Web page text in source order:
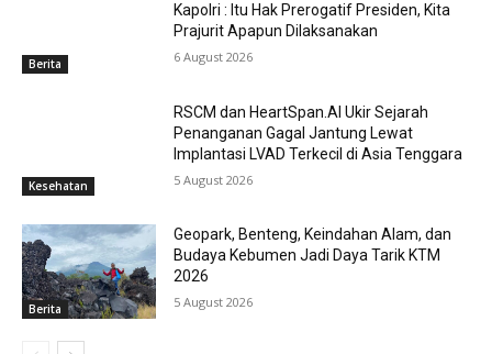
Berita
Kapolri : Itu Hak Prerogatif Presiden, Kita
Prajurit Apapun Dilaksanakan
6 August 2026
Kesehatan
RSCM dan HeartSpan.AI Ukir Sejarah
Penanganan Gagal Jantung Lewat
Implantasi LVAD Terkecil di Asia Tenggara
5 August 2026
Berita
Geopark, Benteng, Keindahan Alam, dan
Budaya Kebumen Jadi Daya Tarik KTM
2026
5 August 2026